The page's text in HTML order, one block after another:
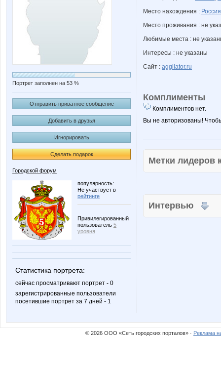
Портрет заполнен на 53 %
Отправить приватное сообщение
Добавить в друзья
Игнорировать
Сделать подарок
Городской форум
популярность:
Не участвует в
рейтинге
Привилегированный
пользователь 5
уровня
Статистика портрета:
сейчас просматривают портрет - 0
зарегистрированные пользователи
посетившие портрет за 7 дней - 1
Место нахождения : Россия
Место проживания : не
Любимые места : не
Интересы : не указаны
Сайт : aggilator.ru
Комплименты
Комплиментов нет.
Вы не авторизованы!
Метки
Интервью
© 2026 ООО «Сеть городских порталов» · Реклама